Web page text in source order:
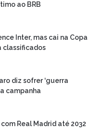
ao BRB
Inter, mas cai na Copa
classificados
diz sofrer ‘guerra
campanha
Real Madrid até 2032